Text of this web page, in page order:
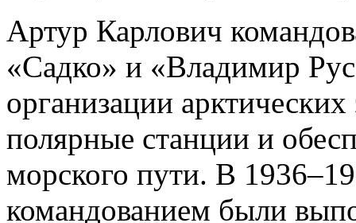
Артур Карлович
«Садко» и «Владимир
организации
полярные станции и
морского пути. В
командованием были